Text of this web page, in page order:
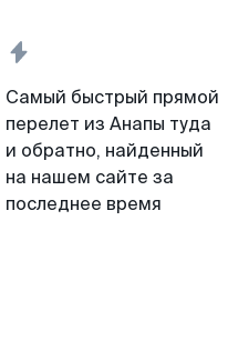
Самый быстрый прямой
перелет из Анапы туда
и обратно, найденный
на нашем сайте за
последнее время